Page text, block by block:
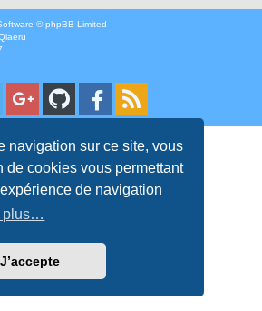
navigation sur ce site, vous
de cookies vous permettant
de navigation
plus…
J’accepte
© phpBB Limited